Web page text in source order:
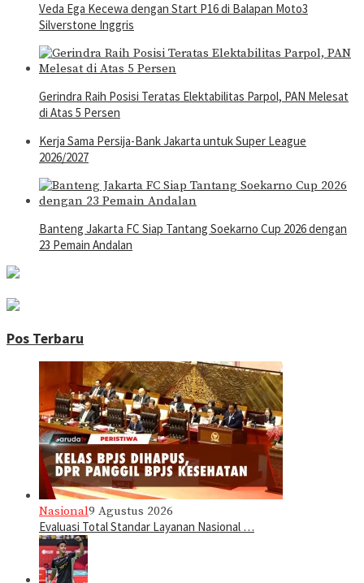
Veda Ega Kecewa dengan Start P16 di Balapan Moto3
Silverstone Inggris
Gerindra Raih Posisi Teratas Elektabilitas Parpol, PAN Melesat
di Atas 5 Persen
Kerja Sama Persija-Bank Jakarta untuk Super League
2026/2027
Banteng Jakarta FC Siap Tantang Soekarno Cup 2026 dengan
23 Pemain Andalan
Pos Terbaru
Nasional9 Agustus 2026
Evaluasi Total Standar Layanan Nasional …